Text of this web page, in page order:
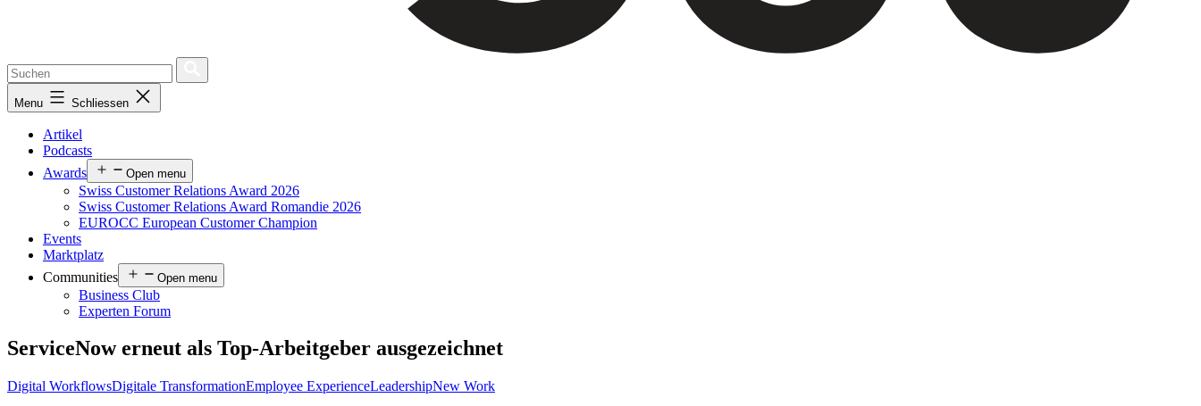
Menu Schliessen
Artikel
Podcasts
Awards
Open menu
Swiss Customer Relations Award 2026
Swiss Customer Relations Award Romandie 2026
EUROCC European Customer Champion
Events
Marktplatz
Communities
Open menu
Business Club
Experten Forum
ServiceNow erneut als Top-Arbeitgeber ausgezeichnet
Digital WorkflowsDigitale TransformationEmployee ExperienceLeadershipNew Work